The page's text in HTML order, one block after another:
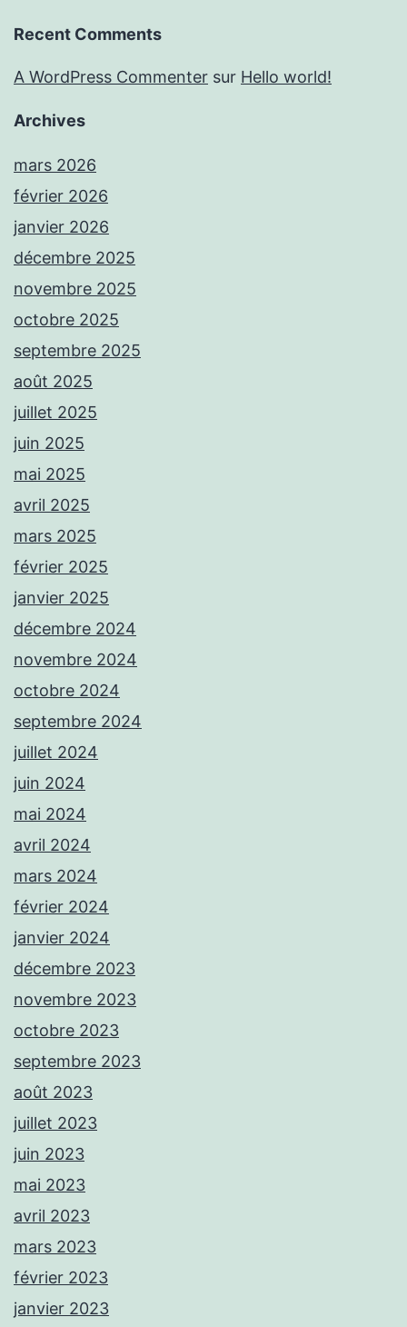
Recent Comments
A WordPress Commenter sur Hello world!
Archives
mars 2026
février 2026
janvier 2026
décembre 2025
novembre 2025
octobre 2025
septembre 2025
août 2025
juillet 2025
juin 2025
mai 2025
avril 2025
mars 2025
février 2025
janvier 2025
décembre 2024
novembre 2024
octobre 2024
septembre 2024
juillet 2024
juin 2024
mai 2024
avril 2024
mars 2024
février 2024
janvier 2024
décembre 2023
novembre 2023
octobre 2023
septembre 2023
août 2023
juillet 2023
juin 2023
mai 2023
avril 2023
mars 2023
février 2023
janvier 2023